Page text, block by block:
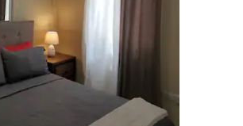
van 4,79 uit 5, 52 recensies